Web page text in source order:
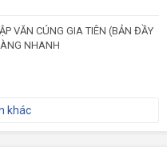
VĂN CÚNG GIA TIÊN (BẢN ĐẦY
NHANH
khác